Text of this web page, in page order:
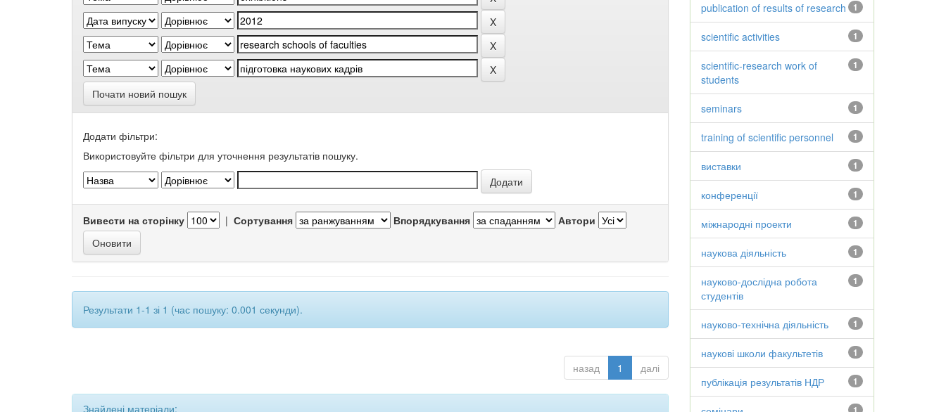
Почати новий пошук
Додати фільтри:
Використовуйте фільтри для уточнення результатів пошуку.
Вивести на сторінку | Сортування Впорядкування Автори
Результати 1-1 зі 1 (час пошуку: 0.001 секунди).
назад 1 далі
Знайдені матеріали:
1
publication of results of research
1
scientific activities
1
scientific-research work of
students
1
seminars
1
training of scientific personnel
1
виставки
1
конференції
1
міжнародні проекти
1
наукова діяльність
1
науково-дослідна робота
студентів
1
науково-технічна діяльність
1
наукові школи факультетів
1
публікація результатів НДР